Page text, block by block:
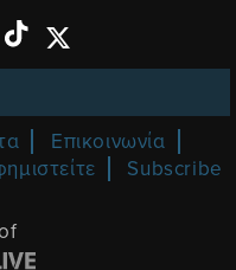
Επικοινωνία
Subscribe